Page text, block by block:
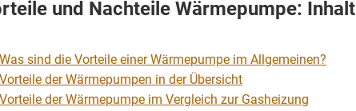
und Nachteile Wärmepumpe: Inhalt
Was sind die Vorteile einer Wärmepumpe im Allgemeinen?
Vorteile der Wärmepumpen in der Übersicht
Vorteile der Wärmepumpe im Vergleich zur Gasheizung